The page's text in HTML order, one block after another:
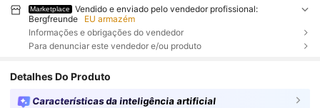
Marketplace
Vendido e enviado pelo vendedor profissional:
Bergfreunde
EU armazém
Informações e obrigações do vendedor
Para denunciar este vendedor e/ou produto
Detalhes Do Produto
Características da inteligência artificial